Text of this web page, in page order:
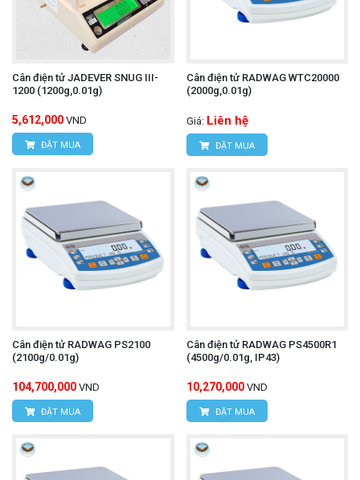
Cân điện tử JADEVER SNUG III-
1200 (1200g,0.01g)
5,612,000 VND
ĐẶT MUA
Cân điện tử RADWAG WTC20000
(2000g,0.01g)
Giá: Liên hệ
ĐẶT MUA
Cân điện tử RADWAG PS2100
(2100g/0.01g)
104,700,000 VND
ĐẶT MUA
Cân điện tử RADWAG PS4500R1
(4500g/0.01g, IP43)
10,270,000 VND
ĐẶT MUA